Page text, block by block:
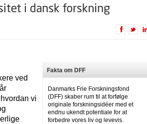
i dansk forskning
Fakta om DFF
Danmarks Frie Forskningsfond
(DFF) skaber rum til at forfølge
originale forskningsidéer med et
endnu ukendt potentiale for at
forbedre vores liv og levevis.
ved
vi